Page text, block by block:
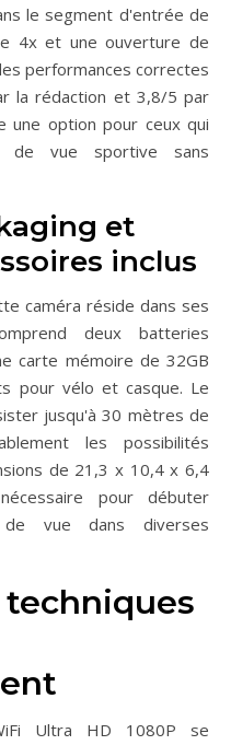
le segment d'entrée de
4x et une ouverture de
performances correctes
la rédaction et 3,8/5 par
une option pour ceux qui
vue sportive sans
et
inclus
caméra réside dans ses
deux batteries
carte mémoire de 32GB
pour vélo et casque. Le
jusqu'à 30 mètres de
les possibilités
de 21,3 x 10,4 x 6,4
pour débuter
vue dans diverses
Ultra HD 1080P se